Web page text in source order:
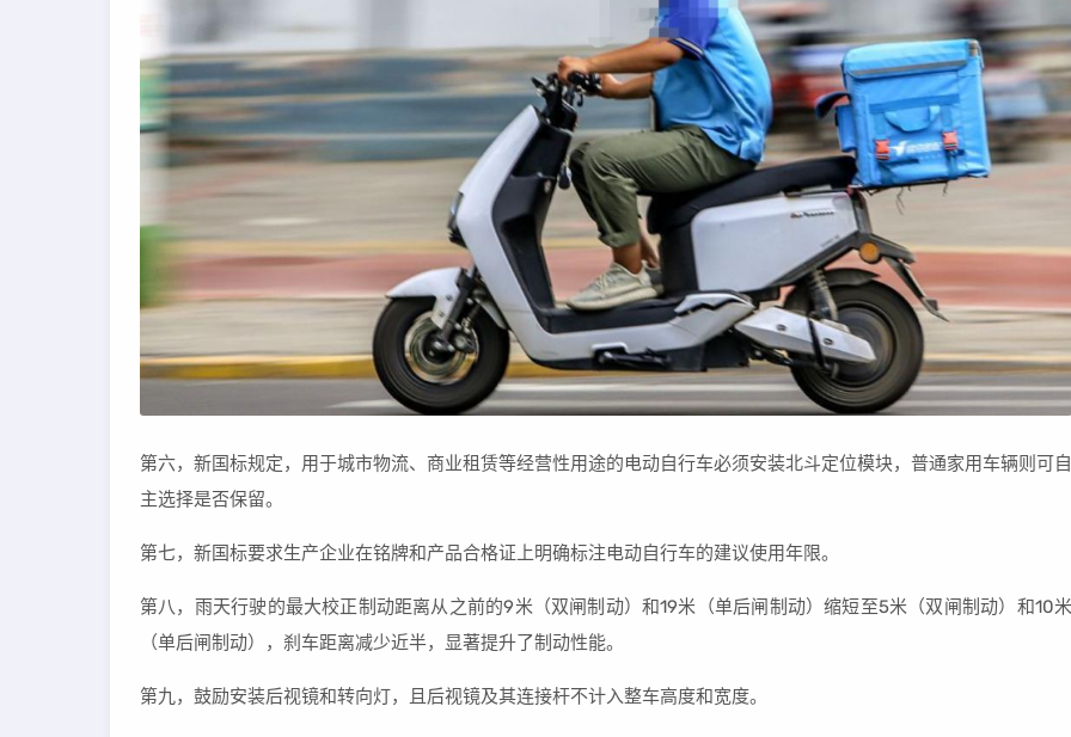
第六，新国标规定，用于城市物流、商业租赁等经营性用途的电动自行车必须安装北斗定位模块，普通家用车辆则可自
主选择是否保留。
第七，新国标要求生产企业在铭牌和产品合格证上明确标注电动自行车的建议使用年限。
第八，雨天行驶的最大校正制动距离从之前的9米（双闸制动）和19米（单后闸制动）缩短至5米（双闸制动）和10米
（单后闸制动），刹车距离减少近半，显著提升了制动性能。
第九，鼓励安装后视镜和转向灯，且后视镜及其连接杆不计入整车高度和宽度。